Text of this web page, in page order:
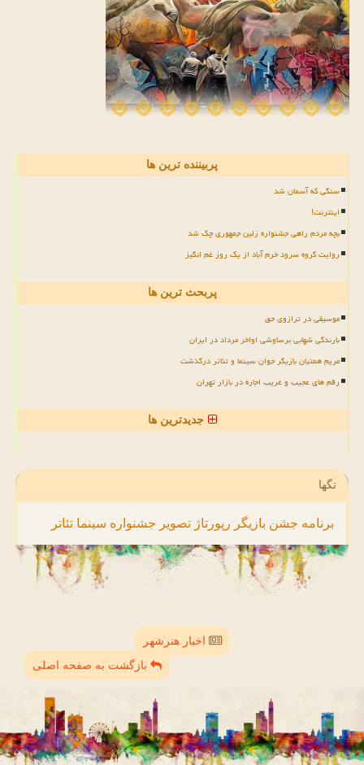
پربیننده ترین ها
سنگی که آسمان شد
اینترنت!
بچه مردم راهی جشنواره زلین جمهوری چک شد
روایت گروه سرود خرم آباد از یک روز غم انگیز
پربحث ترین ها
موسیقی در ترازوی حق
بارندگی شهابی برساوشی اواخر مرداد در ایران
مریم همتیان بازیگر جوان سینما و تئاتر درگذشت
رقم های عجیب و غریب اجاره در بازار تهران
جدیدترین ها
تگها
برنامه جشن بازیگر رپورتاژ تصویر جشنواره سینما تئاتر
اخبار هنرشهر
بازگشت به صفحه اصلی